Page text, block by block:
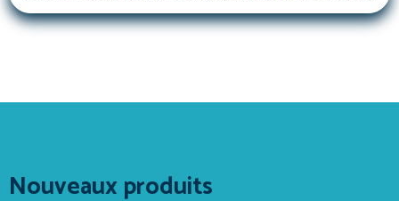
Nouveaux produits